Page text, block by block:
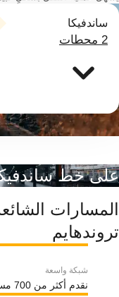
ساندفيكا
2 محطات
على خط
المسارات
تروندهايم
شبكة واسعة
نقدم أكثر من 700 مسار حول العالم.